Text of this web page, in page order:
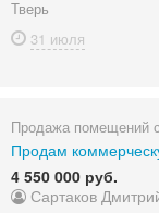
Тверь
31 июля
Продажа помещений
Продам
4 550 000 руб.
Сартаков